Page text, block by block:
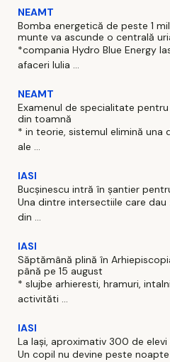
NEAMT
Bomba energetică de peste 1
munte va ascunde o centrală
*compania Hydro Blue Energy
afaceri Iulia ...
NEAMT
Examenul de specialitate
din toamnă
* in teorie, sistemul elimină una
ale ...
IASI
Bucșinescu intră în șantier
Una dintre intersectiile care
din ...
IASI
Săptămână plină în
până pe 15 august
* slujbe arhieresti, hramuri,
activităti ...
IASI
La Iași, aproximativ 300 de
Un copil nu devine peste